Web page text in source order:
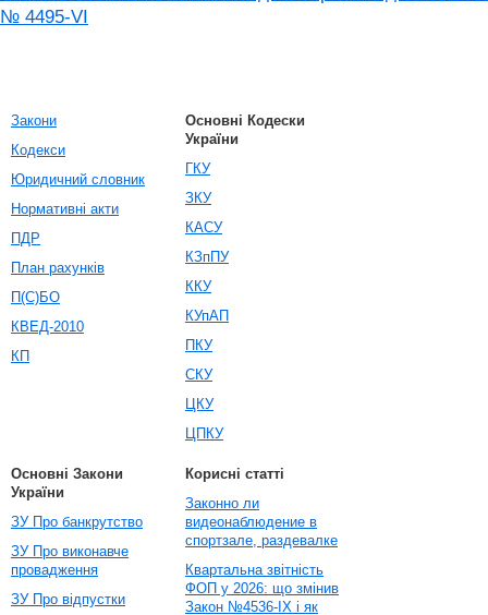
№ 4495-VI
Закони
Кодекси
Юридичний словник
Нормативні акти
ПДР
План рахунків
П(С)БО
КВЕД-2010
КП
Основні Кодески
України
ГКУ
ЗКУ
КАСУ
КЗпПУ
ККУ
КУпАП
ПКУ
СКУ
ЦКУ
ЦПКУ
Основні Закони
України
ЗУ Про банкрутство
ЗУ Про виконавче
провадження
ЗУ Про відпустки
Корисні статті
Законно ли
видеонаблюдение в
спортзале, раздевалке
Квартальна звітність
ФОП у 2026: що змінив
Закон №4536-IX і як